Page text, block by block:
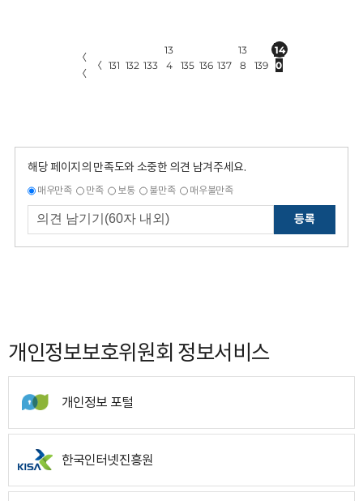
〈
〈
〈 131 132 133
13
4
135 136 137
13
8
139
14
0
해당 페이지의 만족도와 소중한 의견 남겨주세요.
매우만족 만족 보통 불만족 매우불만족
등록
개인정보보호위원회 정보서비스
개인정보 포털
한국인터넷진흥원